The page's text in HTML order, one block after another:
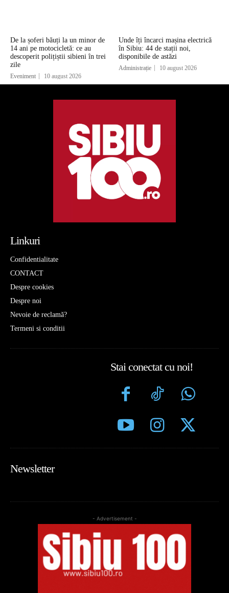
De la șoferi băuți la un minor de
14 ani pe motocicletă: ce au
descoperit polițiștii sibieni în trei
zile
Eveniment 10 august 2026
Unde îți încarci mașina electrică
în Sibiu: 44 de stații noi,
disponibile de astăzi
Administrație 10 august 2026
Linkuri
Confidentialitate
CONTACT
Despre cookies
Despre noi
Nevoie de reclamă?
Termeni si conditii
Stai conectat cu noi!
Newsletter
- Advertisement -